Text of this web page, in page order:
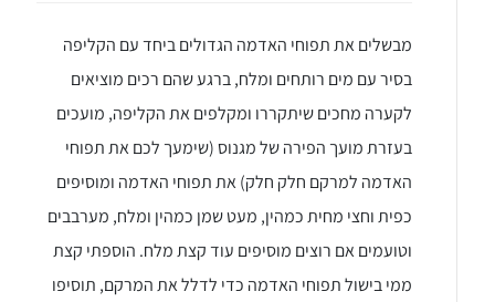
מבשלים את תפוחי האדמה הגדולים ביחד עם הקליפה
בסיר עם מים רותחים ומלח, ברגע שהם רכים מוציאים
לקערה מחכים שיתקררו ומקלפים את הקליפה, מועכים
בעזרת מועך הפירה של מגנוס (שימעך לכם את תפוחי
האדמה למרקם חלק חלק) את תפוחי האדמה ומוסיפים
כפית וחצי מחית כמהין, מעט שמן כמהין ומלח, מערבבים
וטועמים אם רוצים מוסיפים עוד קצת מלח. הוספתי קצת
ממי בישול תפוחי האדמה כדי לדלל את המרקם, תוסיפו